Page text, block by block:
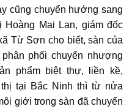
cũng chuyển hướng sang
Hoàng Mai Lan, giám đốc
Từ Sơn cho biết, sàn của
phối chuyển nhượng
phẩm biệt thự, liền kề,
tại Bắc Ninh thì từ nửa
giới trong sàn đã chuyển